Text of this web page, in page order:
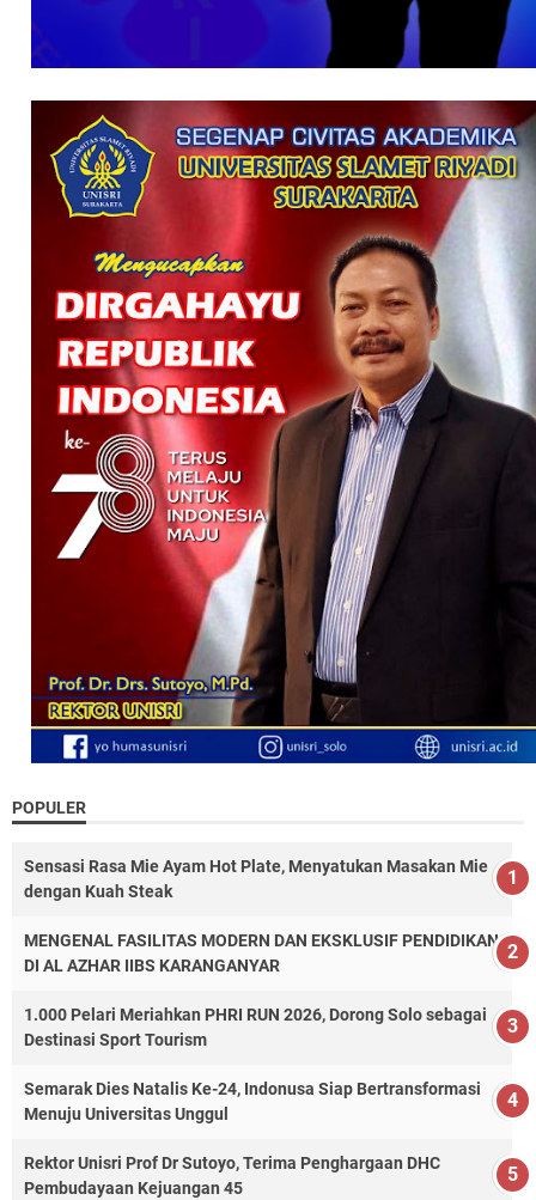
POPULER
Sensasi Rasa Mie Ayam Hot Plate, Menyatukan Masakan Mie
dengan Kuah Steak
MENGENAL FASILITAS MODERN DAN EKSKLUSIF PENDIDIKAN
DI AL AZHAR IIBS KARANGANYAR
1.000 Pelari Meriahkan PHRI RUN 2026, Dorong Solo sebagai
Destinasi Sport Tourism
Semarak Dies Natalis Ke-24, Indonusa Siap Bertransformasi
Menuju Universitas Unggul
Rektor Unisri Prof Dr Sutoyo, Terima Penghargaan DHC
Pembudayaan Kejuangan 45